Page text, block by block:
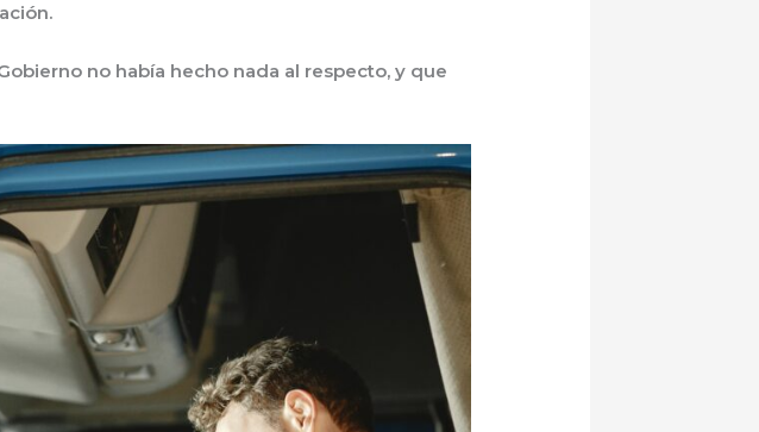
no había hecho nada al respecto, y que